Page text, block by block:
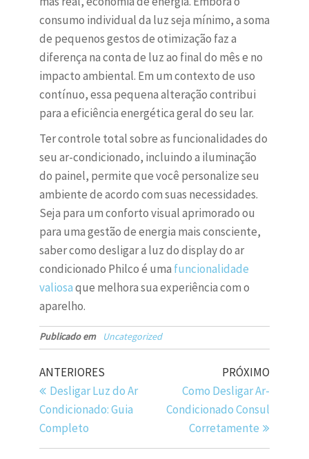
consumo individual da luz seja mínimo, a soma
de pequenos gestos de otimização faz a
diferença na conta de luz ao final do mês e no
impacto ambiental. Em um contexto de uso
contínuo, essa pequena alteração contribui
para a eficiência energética geral do seu lar.
Ter controle total sobre as funcionalidades do
seu ar-condicionado, incluindo a iluminação
do painel, permite que você personalize seu
ambiente de acordo com suas necessidades.
Seja para um conforto visual aprimorado ou
para uma gestão de energia mais consciente,
saber como desligar a luz do display do ar
condicionado Philco é uma funcionalidade
valiosaque melhora sua experiência com o
aparelho.
Publicado em Uncategorized
ANTERIORES
Desligar Luz do Ar
Condicionado: Guia
Completo
PRÓXIMO
Como Desligar Ar-
Condicionado Consul
Corretamente